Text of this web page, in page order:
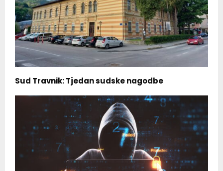
Sud Travnik: Tjedan sudske nagodbe